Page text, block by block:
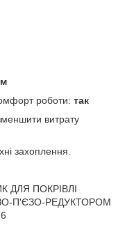
роботи: так
витрату
захоплення.